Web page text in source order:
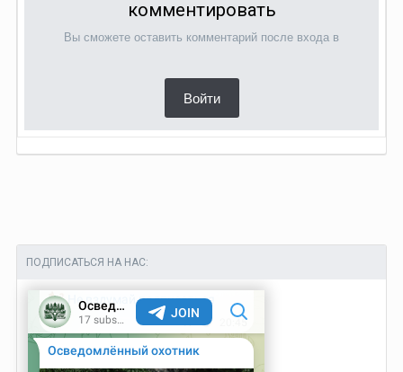
комментировать
Вы сможете оставить комментарий после входа в
Войти
ПОДПИСАТЬСЯ НА НАС: